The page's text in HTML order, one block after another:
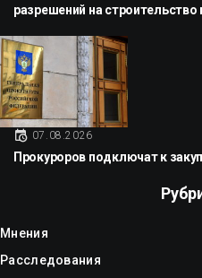
разрешений на
07.08.2026
Прокуроров подключат к
Мнения
Расследования